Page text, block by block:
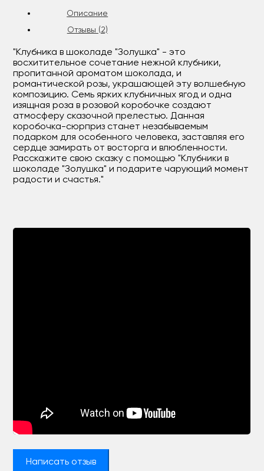
Описание
Отзывы (2)
"Клубника в шоколаде "Золушка" - это
восхитительное сочетание нежной клубники,
пропитанной ароматом шоколада, и
романтической розы, украшающей эту волшебную
композицию. Семь ярких клубничных ягод и одна
изящная роза в розовой коробочке создают
атмосферу сказочной прелестью. Данная
коробочка-сюрприз станет незабываемым
подарком для особенного человека, заставляя его
сердце замирать от восторга и влюбленности.
Расскажите свою сказку с помощью "Клубники в
шоколаде "Золушка" и подарите чарующий момент
радости и счастья."
Написать отзыв